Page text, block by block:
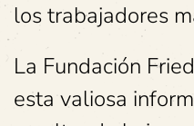
los trabajadores
La Fundación
esta valiosa